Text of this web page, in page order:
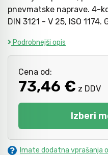
pnevmatske naprave. 4-
DIN 3121 - V 25, ISO 1174.
Podrobnejši opis
Cena od:
73,46 € z DDV
Izberi
Imate dodatna vprašanja